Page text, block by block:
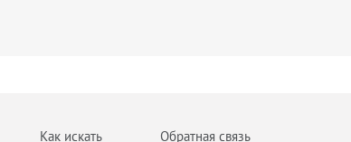
Как искать Обратная связь